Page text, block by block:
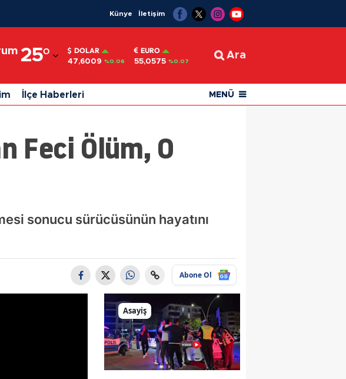
Künye İletişim
25° DOLAR
47,6009 %0.06
EURO
55,0575 %0.07
Ara
İlçe Haberleri MENÜ
Feci Ölüm, O
sonucu sürücüsünün hayatını
Abone Ol
Asayiş